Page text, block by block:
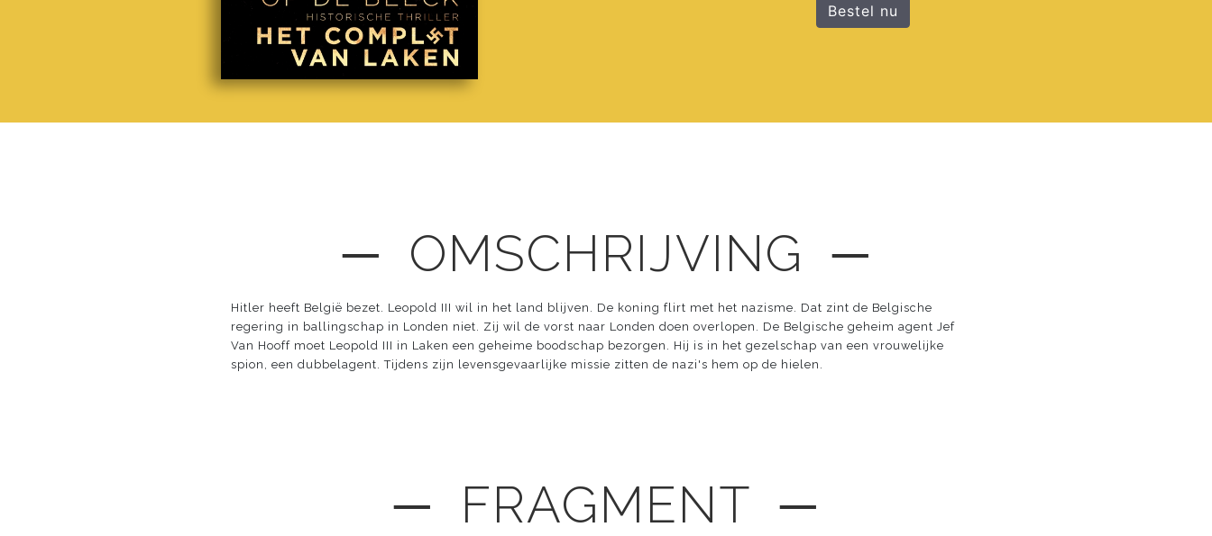
Bestel nu
─ OMSCHRIJVING ─
Hitler heeft België bezet. Leopold III wil in het land blijven. De koning flirt met het nazisme. Dat zint de Belgische
regering in ballingschap in Londen niet. Zij wil de vorst naar Londen doen overlopen. De Belgische geheim agent Jef
Van Hooff moet Leopold III in Laken een geheime boodschap bezorgen. Hij is in het gezelschap van een vrouwelijke
spion, een dubbelagent. Tijdens zijn levensgevaarlijke missie zitten de nazi's hem op de hielen.
─ FRAGMENT ─